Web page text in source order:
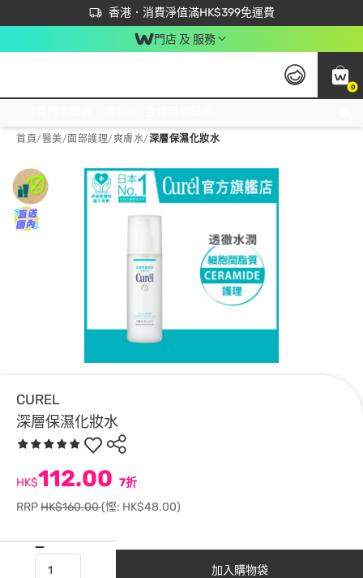
香港．消費淨值滿HK$399免運費
立即成為易賞錢會員盡享獨家優惠
首次APP下單買滿$450 輸入 NEWAPP 即減$50
門店 及 服務
0
首頁/醫美/面部護理/爽膚水/深層保濕化妝水
CUREL
深層保濕化妝水
HK$112.00 7折
RRPHK$160.00(慳: HK$48.00)
加入購物袋